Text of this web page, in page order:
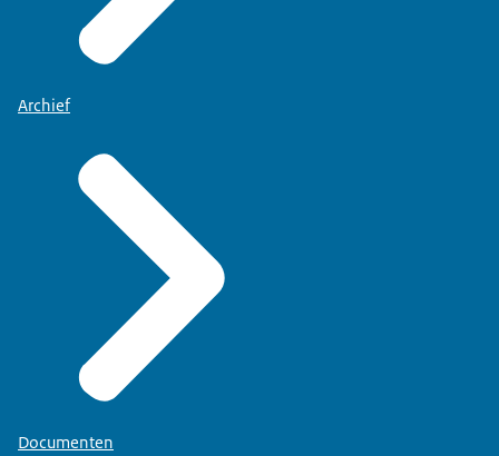
Archief
Documenten